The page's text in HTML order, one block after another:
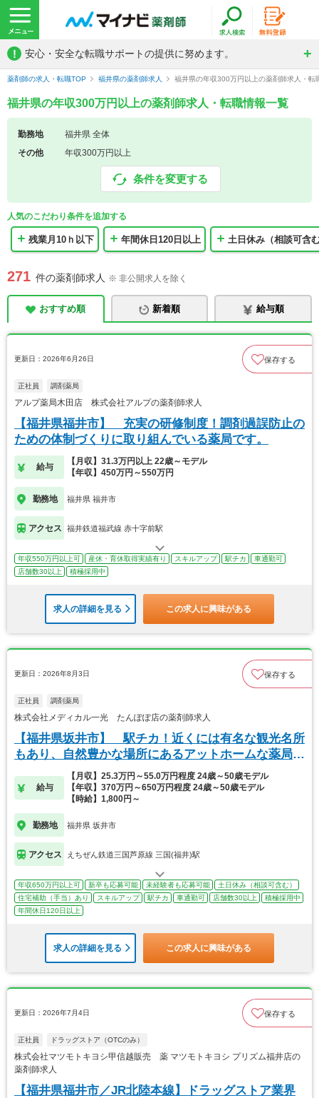
! 安心・安全な転職サポートの提供に努めます。
薬剤師の求人・転職TOP 福井県の薬剤師求人 福井県の年収300万円以上の薬剤師求人・転
福井県の年収300万円以上の薬剤師求人・転職情報一覧
勤務地
福井県 全体
その他
年収300万円以上
条件を変更する
人気のこだわり条件を追加する
残業月10ｈ以下 年間休日120日以上 土日休み（相談可含
271 件の薬剤師求人 ※ 非公開求人を除く
おすすめ順 新着順 給与順
更新日：2026年6月26日 保存する
正社員 調剤薬局
アルプ薬局木田店 株式会社アルプの薬剤師求人
【福井県福井市】 充実の研修制度！調剤過誤防止の
ための体制づくりに取り組んでいる薬局です。
給与
【月収】31.3万円以上 22歳～モデル
【年収】450万円～550万円
勤務地 福井県 福井市
アクセス 福井鉄道福武線 赤十字前駅
年収550万円以上可 産休・育休取得実績有り スキルアップ 駅チカ
車通勤可
店舗数30以上
積極採用中
求人の詳細を見る この求人に興味がある
更新日：2026年8月3日 保存する
正社員 調剤薬局
株式会社メディカル一光 たんぽぽ店の薬剤師求人
【福井県坂井市】 駅チカ！近くには有名な観光名所
もあり、自然豊かな場所にあるアットホームな薬局で
給与
【月収】25.3万円～55.0万円程度 24歳～50歳モデル
【年収】370万円～650万円程度 24歳～50歳モデル
【時給】1,800円～
勤務地 福井県 坂井市
アクセス えちぜん鉄道三国芦原線 三国(福井)駅
年収650万円以上可 新卒も応募可能 未経験者も応募可能
土日休み（相談可含む）
住宅補助（手当）あり
スキルアップ 駅チカ 車通勤可 店舗数30以上
積極採用中
年間休日120日以上
求人の詳細を見る この求人に興味がある
更新日：2026年7月4日 保存する
正社員 ドラッグストア（OTCのみ）
株式会社マツモトキヨシ甲信越販売 薬 マツモトキヨシ プリズム福井店の
薬剤師求人
【福井県福井市／JR北陸本線】ドラッグストア業界